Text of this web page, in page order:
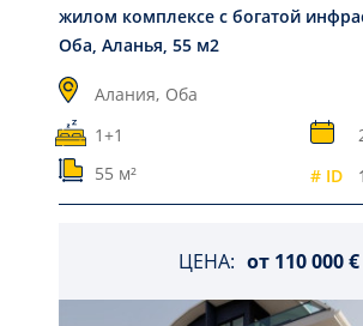
жилом комплексе с богатой
Оба, Аланья, 55 м2
Алания, Оба
1+1
55 м²
# ID
ЦЕНА: от 110 000 €